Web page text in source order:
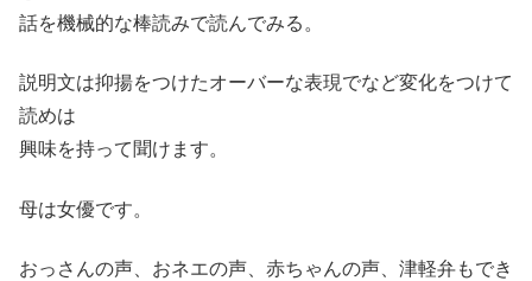
話を機械的な棒読みで読んでみる。
説明文は抑揚をつけたオーバーな表現でなど変化をつけて
読めは
興味を持って聞けます。
母は女優です。
おっさんの声、おネエの声、赤ちゃんの声、津軽弁もでき